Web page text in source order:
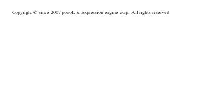
Copyright © since 2007 poooL & Expression engine corp, All rights reserved